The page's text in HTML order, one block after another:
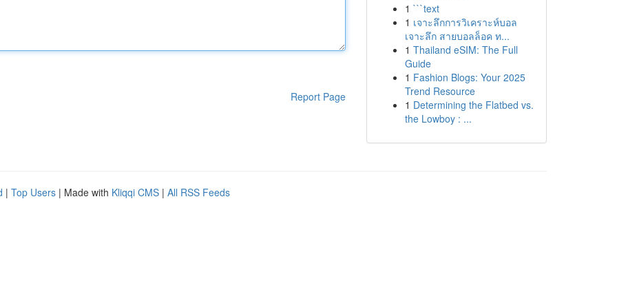
Report Page
1 ```text
1 เจาะลึกการวิเคราะห์บอล
เจาะลึก สายบอลล็อค ท...
1 Thailand eSIM: The Full
Guide
1 Fashion Blogs: Your 2025
Trend Resource
1 Determining the Flatbed vs.
the Lowboy : ...
| Top Users | Made with Kliqqi CMS | All RSS Feeds